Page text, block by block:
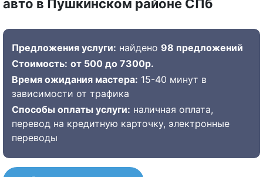
авто в Пушкинском районе СПб
Предложения услуги: найдено 98 предложений
Стоимость: от 500 до 7300р.
Время ожидания мастера: 15-40 минут в
зависимости от трафика
Способы оплаты услуги: наличная оплата,
перевод на кредитную карточку, электронные
переводы